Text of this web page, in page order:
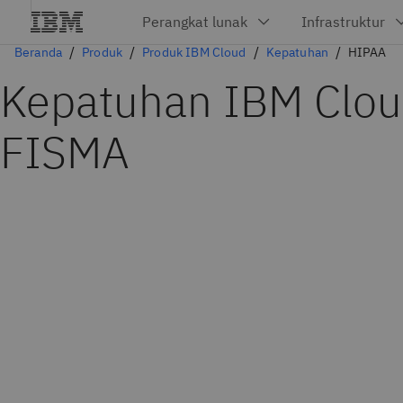
Beranda Produk Produk IBM Cloud Kepatuhan HIPAA
Kepatuhan IBM
FISMA